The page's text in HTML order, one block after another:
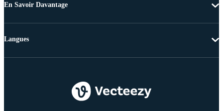
En Savoir Davantage
Langues